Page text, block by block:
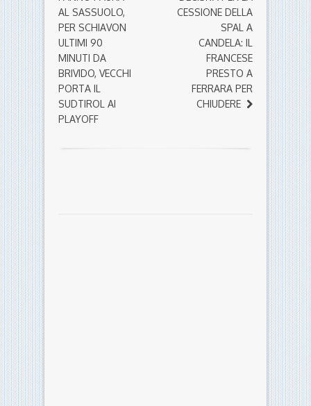
AL SASSUOLO,
PER SCHIAVON
ULTIMI 90
MINUTI DA
BRIVIDO, VECCHI
PORTA IL
SUDTIROL AI
PLAYOFF
CESSIONE DELLA
SPAL A
CANDELA: IL
FRANCESE
PRESTO A
FERRARA PER
CHIUDERE